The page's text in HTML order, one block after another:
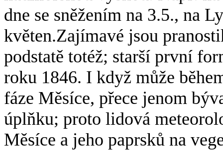
dne se sněžením na 3.5., na
květen.Zajímavé jsou
podstatě totéž; starší první
roku 1846. I když může
fáze Měsíce, přece jenom
úplňku; proto lidová
Měsíce a jeho paprsků na